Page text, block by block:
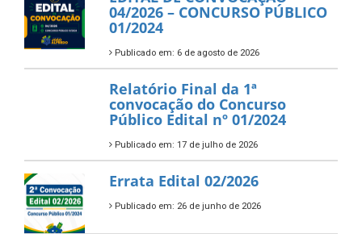
04/2026 – CONCURSO PÚBLICO
01/2024
Publicado em: 6 de agosto de 2026
Relatório Final da 1ª
convocação do Concurso
Público Edital nº 01/2024
Publicado em: 17 de julho de 2026
Errata Edital 02/2026
Publicado em: 26 de junho de 2026